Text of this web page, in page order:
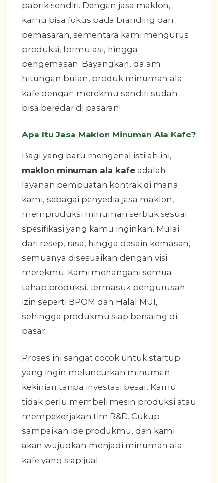
pabrik sendiri. Dengan jasa maklon,
kamu bisa fokus pada branding dan
pemasaran, sementara kami mengurus
produksi, formulasi, hingga
pengemasan. Bayangkan, dalam
hitungan bulan, produk minuman ala
kafe dengan merekmu sendiri sudah
bisa beredar di pasaran!
Apa Itu Jasa Maklon Minuman Ala Kafe?
Bagi yang baru mengenal istilah ini,
maklon minuman ala kafe adalah
layanan pembuatan kontrak di mana
kami, sebagai penyedia jasa maklon,
memproduksi minuman serbuk sesuai
spesifikasi yang kamu inginkan. Mulai
dari resep, rasa, hingga desain kemasan,
semuanya disesuaikan dengan visi
merekmu. Kami menangani semua
tahap produksi, termasuk pengurusan
izin seperti BPOM dan Halal MUI,
sehingga produkmu siap bersaing di
pasar.
Proses ini sangat cocok untuk startup
yang ingin meluncurkan minuman
kekinian tanpa investasi besar. Kamu
tidak perlu membeli mesin produksi atau
mempekerjakan tim R&D. Cukup
sampaikan ide produkmu, dan kami
akan wujudkan menjadi minuman ala
kafe yang siap jual.